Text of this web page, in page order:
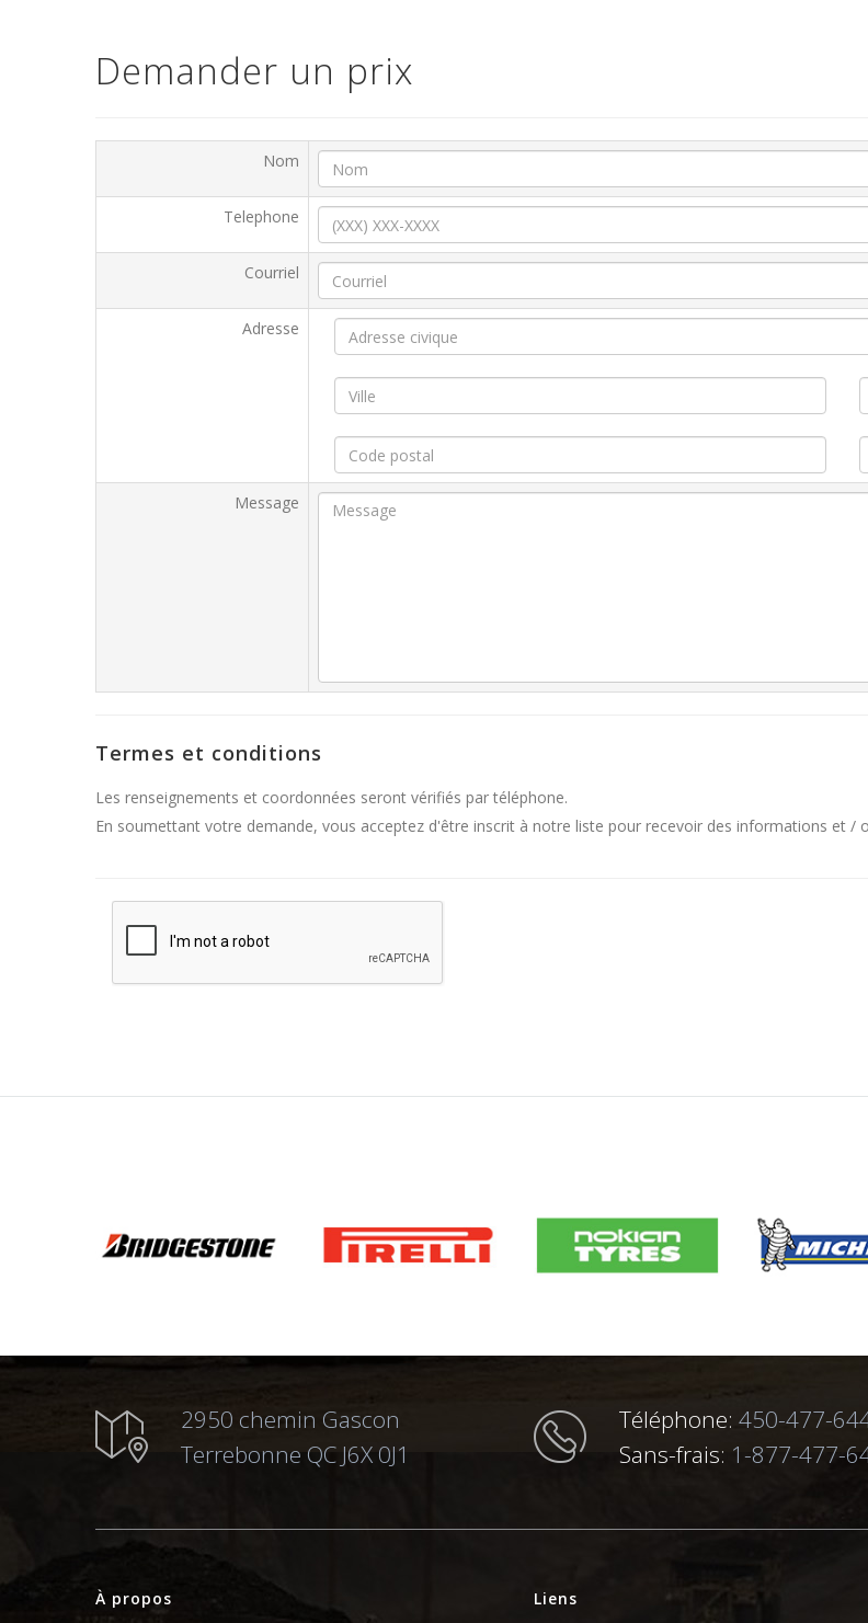
Demander un prix
Nom
Telephone
Courriel
Adresse
Message
Termes et conditions
Les renseignements et coordonnées seront vérifiés par téléphone.
En soumettant votre demande, vous acceptez d'être inscrit à notre liste pour recevoir des informations et /
2950 chemin Gascon
Terrebonne QC J6X 0J1
Téléphone: 450-477-
Sans-frais: 1-877-477-
À propos Liens